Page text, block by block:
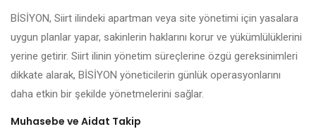
BİSİYON, Siirt ilindeki apartman veya site yönetimi için yasalara
uygun planlar yapar, sakinlerin haklarını korur ve yükümlülüklerini
yerine getirir. Siirt ilinin yönetim süreçlerine özgü gereksinimleri
dikkate alarak, BİSİYON yöneticilerin günlük operasyonlarını
daha etkin bir şekilde yönetmelerini sağlar.
Muhasebe ve Aidat Takip